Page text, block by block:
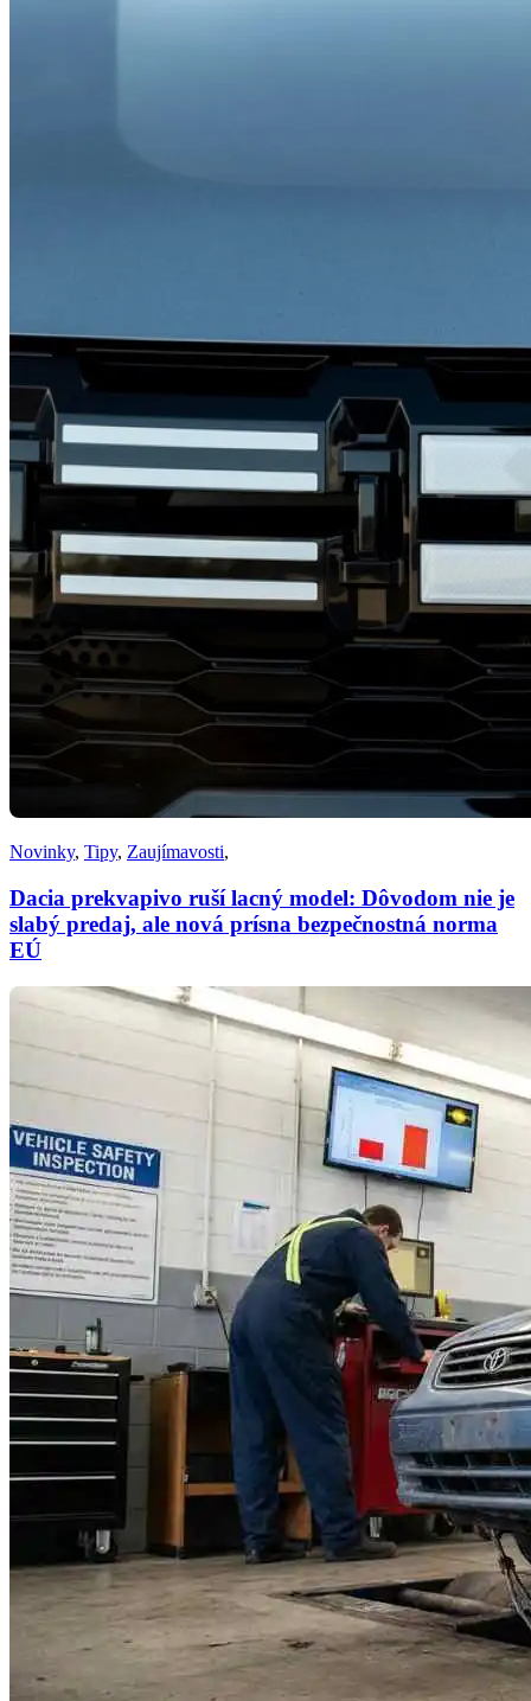
Novinky, Tipy, Zaujímavosti,
Dacia prekvapivo ruší lacný model: Dôvodom nie je
slabý predaj, ale nová prísna bezpečnostná norma
EÚ